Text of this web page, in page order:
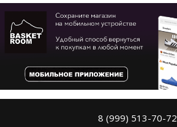
8 (999) 513-70-72